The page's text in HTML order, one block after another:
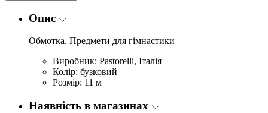
Опис
Обмотка. Предмети для гімнастики
Виробник: Pastorelli, Італія
Колір: бузковий
Розмір: 11 м
Наявність в магазинах